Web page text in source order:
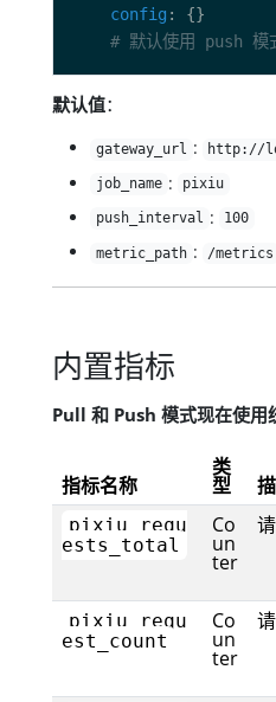
config
# 默认使用 push 模
默认值：
gateway_url : http://
job_name : pixiu
push_interval : 100
metric_path : /metrics
内置指标
Pull 和 Push 模式现在使用
指标名称
类
型
pixiu_requ
ests_total
Co
un
ter
pixiu_requ
est_count
Co
un
ter